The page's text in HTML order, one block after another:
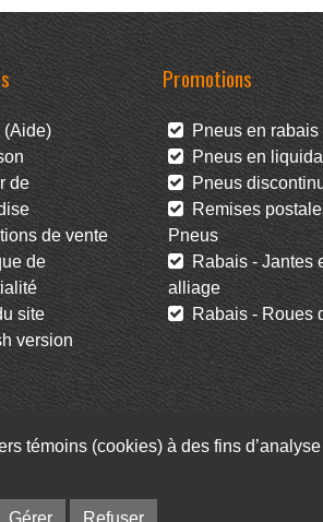
de
de vente
de
site
version
Promotions
Pneus en rabais
Pneus en
Pneus
Remises
Pneus
Rabais - Jantes
alliage
Rabais - Roues
Infolettre
St-Hubert • Web :Option PME
témoins (cookies) à des fins
Gérer Refuser